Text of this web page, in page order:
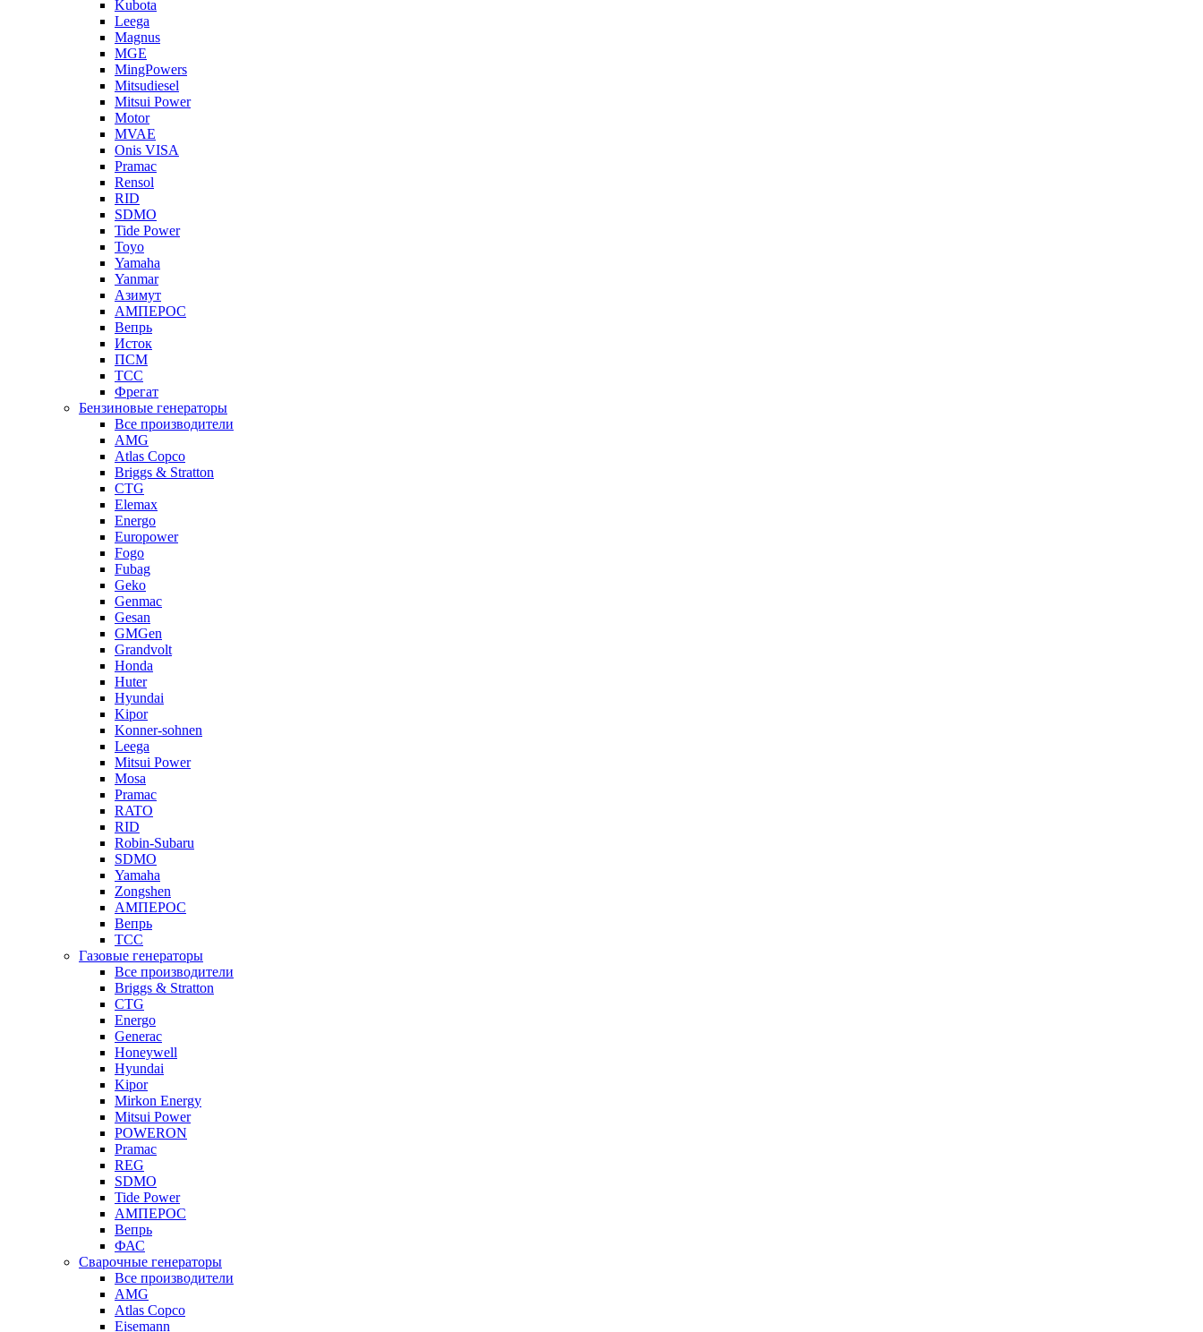
Kubota
Leega
Magnus
MGE
MingPowers
Mitsudiesel
Mitsui Power
Motor
MVAE
Onis VISA
Pramac
Rensol
RID
SDMO
Tide Power
Toyo
Yamaha
Yanmar
Азимут
АМПЕРОС
Вепрь
Исток
ПСМ
ТСС
Фрегат
Бензиновые генераторы
Все производители
AMG
Atlas Copco
Briggs & Stratton
CTG
Elemax
Energo
Europower
Fogo
Fubag
Geko
Genmac
Gesan
GMGen
Grandvolt
Honda
Huter
Hyundai
Kipor
Konner-sohnen
Leega
Mitsui Power
Mosa
Pramac
RATO
RID
Robin-Subaru
SDMO
Yamaha
Zongshen
АМПЕРОС
Вепрь
ТСС
Газовые генераторы
Все производители
Briggs & Stratton
CTG
Energo
Generac
Honeywell
Hyundai
Kipor
Mirkon Energy
Mitsui Power
POWERON
Pramac
REG
SDMO
Tide Power
АМПЕРОС
Вепрь
ФАС
Сварочные генераторы
Все производители
AMG
Atlas Copco
Eisemann